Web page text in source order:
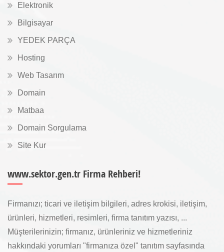
Elektronik
Bilgisayar
YEDEK PARÇA
Hosting
Web Tasarım
Domain
Matbaa
Domain Sorgulama
Site Kur
www.sektor.gen.tr Firma Rehberi!
Firmanızı; ticari ve iletişim bilgileri, adres krokisi, iletişim,
ürünleri, hizmetleri, resimleri, firma tanıtım yazısı, ...
Müşterilerinizin; firmanız, ürünleriniz ve hizmetleriniz
hakkındaki yorumları "firmanıza özel" tanıtım sayfasında